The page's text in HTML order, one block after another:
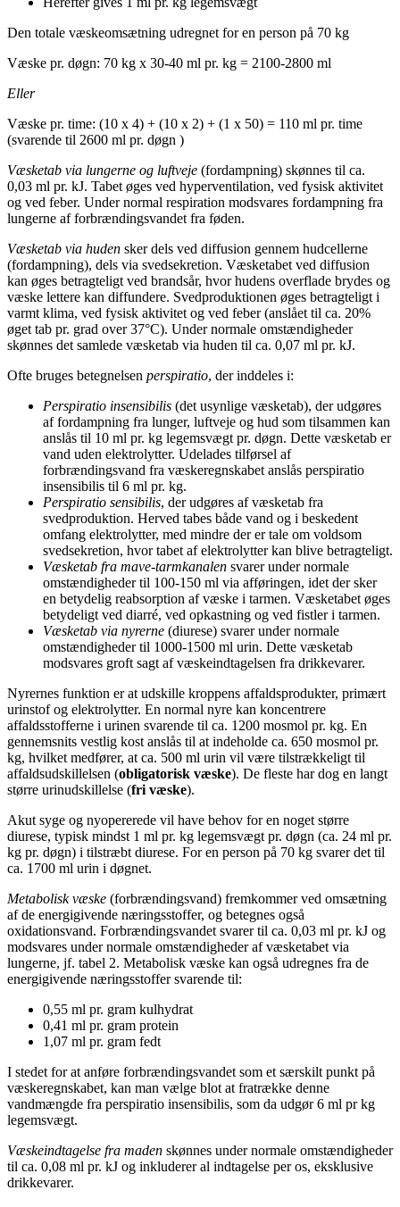
Den totale væskeomsætning udregnet for en person på 70 kg
Væske pr. døgn: 70 kg x 30-40 ml pr. kg = 2100-2800 ml
Eller
Væske pr. time: (10 x 4) + (10 x 2) + (1 x 50) = 110 ml pr. time
(svarende til 2600 ml pr. døgn )
Væsketab via lungerne og luftveje (fordampning) skønnes til ca.
0,03 ml pr. kJ. Tabet øges ved hyperventilation, ved fysisk aktivitet
og ved feber. Under normal respiration modsvares fordampning fra
lungerne af forbrændingsvandet fra føden.
Væsketab via huden sker dels ved diffusion gennem hudcellerne
(fordampning), dels via svedsekretion. Væsketabet ved diffusion
kan øges betragteligt ved brandsår, hvor hudens overflade brydes og
væske lettere kan diffundere. Svedproduktionen øges betragteligt i
varmt klima, ved fysisk aktivitet og ved feber (anslået til ca. 20%
øget tab pr. grad over 37°C). Under normale omstændigheder
skønnes det samlede væsketab via huden til ca. 0,07 ml pr. kJ.
Ofte bruges betegnelsen perspiratio, der inddeles i:
Perspiratio insensibilis (det usynlige væsketab), der udgøres
af fordampning fra lunger, luftveje og hud som tilsammen kan
anslås til 10 ml pr. kg legemsvægt pr. døgn. Dette væsketab er
vand uden elektrolytter. Udelades tilførsel af
forbrændingsvand fra væskeregnskabet anslås perspiratio
insensibilis til 6 ml pr. kg.
Perspiratio sensibilis, der udgøres af væsketab fra
svedproduktion. Herved tabes både vand og i beskedent
omfang elektrolytter, med mindre der er tale om voldsom
svedsekretion, hvor tabet af elektrolytter kan blive betragteligt.
Væsketab fra mave-tarmkanalen svarer under normale
omstændigheder til 100-150 ml via afføringen, idet der sker
en betydelig reabsorption af væske i tarmen. Væsketabet øges
betydeligt ved diarré, ved opkastning og ved fistler i tarmen.
Væsketab via nyrerne (diurese) svarer under normale
omstændigheder til 1000-1500 ml urin. Dette væsketab
modsvares groft sagt af væskeindtagelsen fra drikkevarer.
Nyrernes funktion er at udskille kroppens affaldsprodukter, primært
urinstof og elektrolytter. En normal nyre kan koncentrere
affaldsstofferne i urinen svarende til ca. 1200 mosmol pr. kg. En
gennemsnits vestlig kost anslås til at indeholde ca. 650 mosmol pr.
kg, hvilket medfører, at ca. 500 ml urin vil være tilstrækkeligt til
affaldsudskillelsen (obligatorisk væske). De fleste har dog en langt
større urinudskillelse (fri væske).
Akut syge og nyopererede vil have behov for en noget større
diurese, typisk mindst 1 ml pr. kg legemsvægt pr. døgn (ca. 24 ml pr.
kg pr. døgn) i tilstræbt diurese. For en person på 70 kg svarer det til
ca. 1700 ml urin i døgnet.
Metabolisk væske (forbrændingsvand) fremkommer ved omsætning
af de energigivende næringsstoffer, og betegnes også
oxidationsvand. Forbrændingsvandet svarer til ca. 0,03 ml pr. kJ og
modsvares under normale omstændigheder af væsketabet via
lungerne, jf. tabel 2. Metabolisk væske kan også udregnes fra de
energigivende næringsstoffer svarende til:
0,55 ml pr. gram kulhydrat
0,41 ml pr. gram protein
1,07 ml pr. gram fedt
I stedet for at anføre forbrændingsvandet som et særskilt punkt på
væskeregnskabet, kan man vælge blot at fratrække denne
vandmængde fra perspiratio insensibilis, som da udgør 6 ml pr kg
legemsvægt.
Væskeindtagelse fra maden skønnes under normale omstændigheder
til ca. 0,08 ml pr. kJ og inkluderer al indtagelse per os, eksklusive
drikkevarer.